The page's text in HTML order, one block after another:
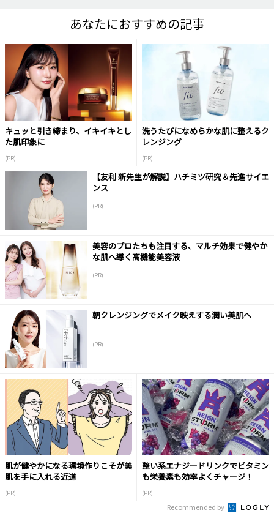
あなたにおすすめの記事
キュッと引き締まり、イキイキとし
た肌印象に
(PR)
洗うたびになめらかな肌に整えるク
レンジング
(PR)
【友利 新先生が解説】ハチミツ研究＆先進サイエ
ンス
(PR)
美容のプロたちも注目する、マルチ効果で健やか
な肌へ導く高機能美容液
(PR)
朝クレンジングでメイク映えする潤い美肌へ
(PR)
肌が健やかになる環境作りこそが美
肌を手に入れる近道
(PR)
整い系エナジードリンクでビタミン
も栄養素も効率よくチャージ！
(PR)
Recommended by